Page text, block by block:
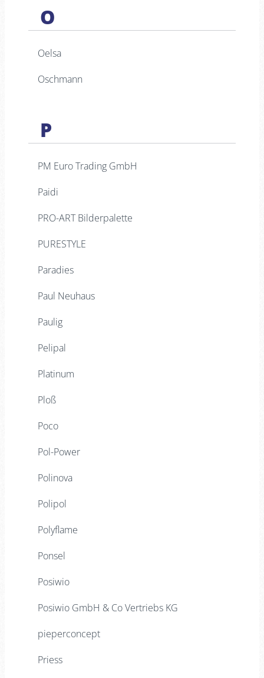
O
Oelsa
Oschmann
P
PM Euro Trading GmbH
Paidi
PRO-ART Bilderpalette
PURESTYLE
Paradies
Paul Neuhaus
Paulig
Pelipal
Platinum
Ploß
Poco
Pol-Power
Polinova
Polipol
Polyflame
Ponsel
Posiwio
Posiwio GmbH & Co Vertriebs KG
pieperconcept
Priess